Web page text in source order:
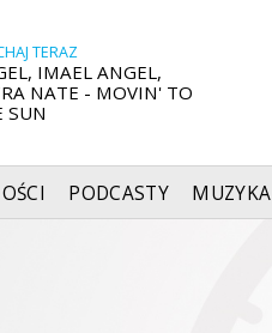
TERAZ
IMAEL ANGEL,
NATE - MOVIN' TO
SUN
PODCASTY MUZYKA